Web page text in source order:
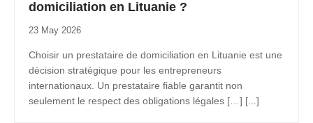
domiciliation en Lituanie ?
23 May 2026
Choisir un prestataire de domiciliation en Lituanie est une
décision stratégique pour les entrepreneurs
internationaux. Un prestataire fiable garantit non
seulement le respect des obligations légales […] [...]